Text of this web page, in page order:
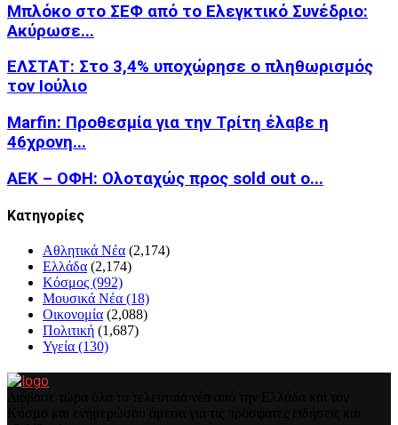
Μπλόκο στο ΣΕΦ από το Ελεγκτικό Συνέδριο:
Ακύρωσε...
ΕΛΣΤΑΤ: Στο 3,4% υποχώρησε ο πληθωρισμός
τον Ιούλιο
Marfin: Προθεσμία για την Τρίτη έλαβε η
46χρονη...
ΑΕΚ – ΟΦΗ: Ολοταχώς προς sold out ο...
Kατηγορίες
Αθλητικά Νέα (2,174)
Ελλάδα (2,174)
Κόσμος (992)
Μουσικά Νέα (18)
Οικονομία (2,088)
Πολιτική (1,687)
Υγεία (130)